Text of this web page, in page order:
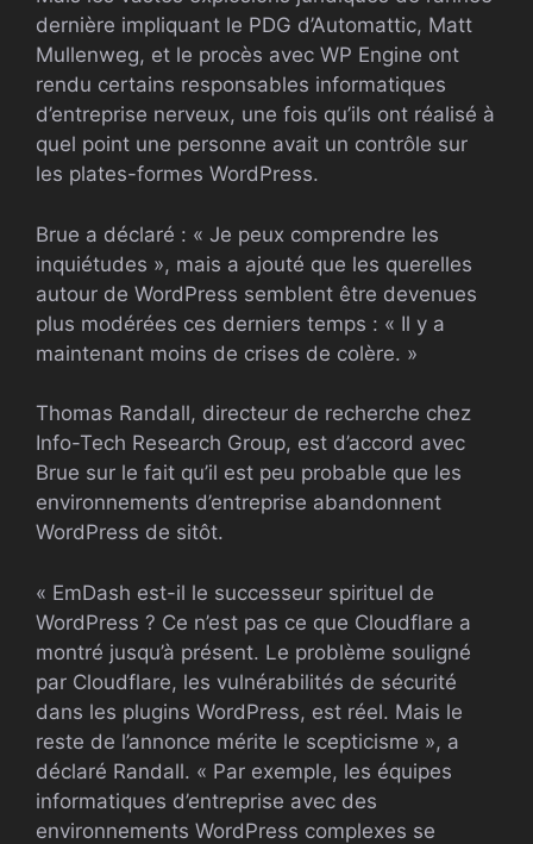
dernière impliquant le PDG d’Automattic, Matt
Mullenweg, et le procès avec WP Engine ont
rendu certains responsables informatiques
d’entreprise nerveux, une fois qu’ils ont réalisé à
quel point une personne avait un contrôle sur
les plates-formes WordPress.
Brue a déclaré : « Je peux comprendre les
inquiétudes », mais a ajouté que les querelles
autour de WordPress semblent être devenues
plus modérées ces derniers temps : « Il y a
maintenant moins de crises de colère. »
Thomas Randall, directeur de recherche chez
Info-Tech Research Group, est d’accord avec
Brue sur le fait qu’il est peu probable que les
environnements d’entreprise abandonnent
WordPress de sitôt.
« EmDash est-il le successeur spirituel de
WordPress ? Ce n’est pas ce que Cloudflare a
montré jusqu’à présent. Le problème souligné
par Cloudflare, les vulnérabilités de sécurité
dans les plugins WordPress, est réel. Mais le
reste de l’annonce mérite le scepticisme », a
déclaré Randall. « Par exemple, les équipes
informatiques d’entreprise avec des
environnements WordPress complexes se